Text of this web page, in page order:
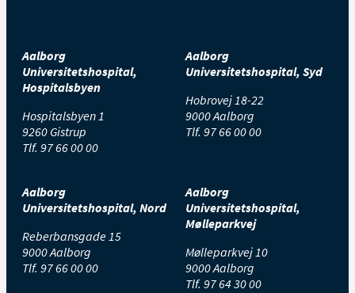
Aalborg
Universitetshospital,
Hospitalsbyen
Hospitalsbyen 1
9260 Gistrup
Tlf. 97 66 00 00
Aalborg
Universitetshospital, Syd
Hobrovej 18-22
9000 Aalborg
Tlf. 97 66 00 00
Aalborg
Universitetshospital, Nord
Reberbansgade 15
9000 Aalborg
Tlf. 97 66 00 00
Aalborg
Universitetshospital,
Mølleparkvej
Mølleparkvej 10
9000 Aalborg
Tlf. 97 64 30 00